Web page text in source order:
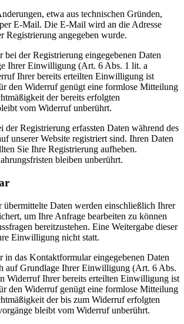
etwa aus technischen Gründen,
E-Mail. Die E-Mail wird an die Adresse
Registrierung angegeben wurde.
bei der Registrierung eingegebenen Daten
Ihrer Einwilligung (Art. 6 Abs. 1 lit. a
Ihrer bereits erteilten Einwilligung ist
den Widerruf genügt eine formlose Mitteilung
der bereits erfolgten
vom Widerruf unberührt.
der Registrierung erfassten Daten während des
unserer Website registriert sind. Ihren Daten
Sie Ihre Registrierung aufheben.
bleiben unberührt.
Daten werden einschließlich Ihrer
um Ihre Anfrage bearbeiten zu können
bereitzustehen. Eine Weitergabe dieser
Einwilligung nicht statt.
in das Kontaktformular eingegebenen Daten
auf Grundlage Ihrer Einwilligung (Art. 6 Abs.
Widerruf Ihrer bereits erteilten Einwilligung ist
den Widerruf genügt eine formlose Mitteilung
der bis zum Widerruf erfolgten
bleibt vom Widerruf unberührt.